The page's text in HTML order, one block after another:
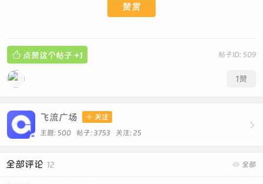
赞赏
帖子ID: 509
 点赞这个帖子 +1
1赞

飞流广场  关注
主题: 500 帖子: 3753 关注: 25
 全部
全部评论 12